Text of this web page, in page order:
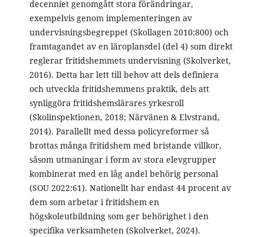
decenniet genomgått stora förändringar,
exempelvis genom implementeringen av
undervisningsbegreppet (Skollagen 2010:800) och
framtagandet av en läroplansdel (del 4) som direkt
reglerar fritidshemmets undervisning (Skolverket,
2016). Detta har lett till behov att dels definiera
och utveckla fritidshemmens praktik, dels att
synliggöra fritidshemslärares yrkesroll
(Skolinspektionen, 2018; Närvänen & Elvstrand,
2014). Parallellt med dessa policyreformer så
brottas många fritidshem med bristande villkor,
såsom utmaningar i form av stora elevgrupper
kombinerat med en låg andel behörig personal
(SOU 2022:61). Nationellt har endast 44 procent av
dem som arbetar i fritidshem en
högskoleutbildning som ger behörighet i den
specifika verksamheten (Skolverket, 2024).